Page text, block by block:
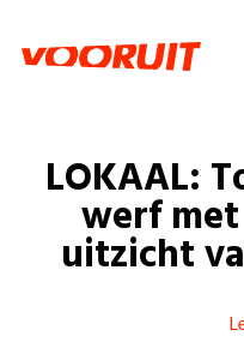
LOKAAL:
werf
uitzicht